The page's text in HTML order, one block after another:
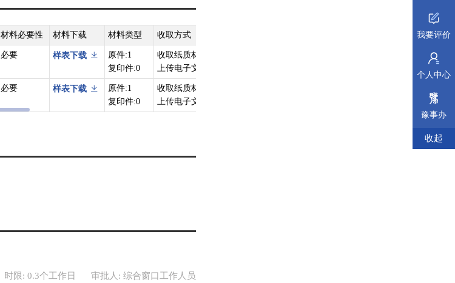
材料必要性 材料下载 材料类型 收取方式 材料依据
必要 样表下载
原件:1
复印件:0
收取纸质材料、
上传电子文件
必要 样表下载
原件:1
复印件:0
收取纸质材料、
上传电子文件
时限: 0.3个工作日 审批人: 综合窗口工作人员
我要评价
个人中心
豫事办
收起